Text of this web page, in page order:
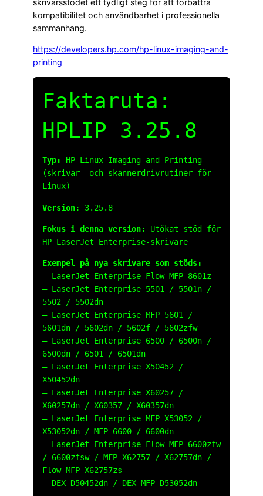
kompatibilitet och användbarhet i professionella
sammanhang.
https://developers.hp.com/hp-linux-imaging-and-
printing
Faktaruta:
HPLIP 3.25.8
Typ:
HP Linux Imaging and Printing
(skrivar- och skannerdrivrutiner för
Linux)
Version: 3.25.8
Fokus i denna version:
Utökat stöd för
HP LaserJet Enterprise-skrivare
Exempel på nya skrivare som stöds:
– LaserJet Enterprise Flow MFP 8601z
– LaserJet Enterprise 5501 / 5501n /
5502 / 5502dn
– LaserJet Enterprise MFP 5601 /
5601dn / 5602dn / 5602f / 5602zfw
– LaserJet Enterprise 6500 / 6500n /
6500dn / 6501 / 6501dn
– LaserJet Enterprise X50452 /
X50452dn
– LaserJet Enterprise X60257 /
X60257dn / X60357 / X60357dn
– LaserJet Enterprise MFP X53052 /
X53052dn / MFP 6600 / 6600dn
– LaserJet Enterprise Flow MFP 6600zfw
/ 6600zfsw / MFP X62757 / X62757dn /
Flow MFP X62757zs
– DEX D50452dn / DEX MFP D53052dn